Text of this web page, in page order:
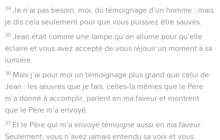
34 Je n’ai pas besoin, moi, du témoignage d’un homme ; mais
je dis cela seulement pour que vous puissiez être sauvés.
35 Jean était comme une lampe qu’on allume pour qu’elle
éclaire et vous avez accepté de vous réjouir un moment à sa
lumière.
36 Mais j’ai pour moi un témoignage plus grand que celui de
Jean : les œuvres que je fais, celles-là mêmes que le Père
m’a donné à accomplir, parlent en ma faveur et montrent
que le Père m’a envoyé.
37 Et le Père qui m’a envoyé témoigne aussi en ma faveur.
Seulement, vous n’avez jamais entendu sa voix et vous